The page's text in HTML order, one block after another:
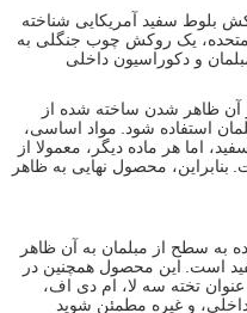
بلوط سفید آمریکایی شناخته
یک روکش چوب جنگلی به
و دکوراسیون داخلی
ظاهر شدن ساخته شده از
استفاده شود.
مواد اساسی،
اما هر ماده دیگر، معمولا از
بنابراین، محصول نهایی به ظاهر
سطح از مبلمان به آن ظاهر
است. این محصول همچنین در
تخته سه لا، ام دی اف،
و غیره مطمئن شوید